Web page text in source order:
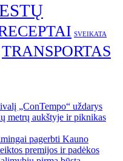
SVEIKATA
TRANSPORTAS
„ConTempo“ uždarys
metrų aukštyje ir piknikas
pagerbti Kauno
premijos ir padėkos